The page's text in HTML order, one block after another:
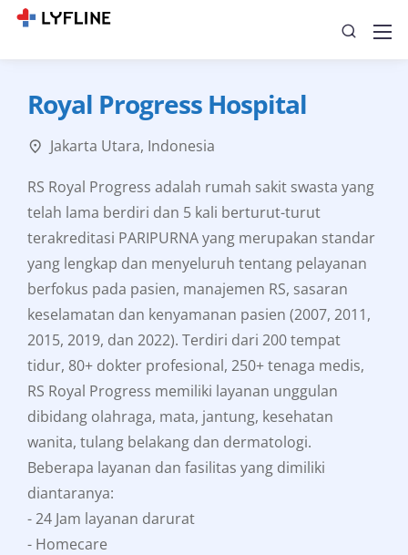
Royal Progress Hospital
Jakarta Utara, Indonesia
RS Royal Progress adalah rumah sakit swasta yang
telah lama berdiri dan 5 kali berturut-turut
terakreditasi PARIPURNA yang merupakan standar
yang lengkap dan menyeluruh tentang pelayanan
berfokus pada pasien, manajemen RS, sasaran
keselamatan dan kenyamanan pasien (2007, 2011,
2015, 2019, dan 2022). Terdiri dari 200 tempat
tidur, 80+ dokter profesional, 250+ tenaga medis,
RS Royal Progress memiliki layanan unggulan
dibidang olahraga, mata, jantung, kesehatan
wanita, tulang belakang dan dermatologi.
Beberapa layanan dan fasilitas yang dimiliki
diantaranya:
- 24 Jam layanan darurat
- Homecare